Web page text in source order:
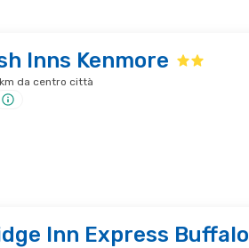
Inns Kenmore
km da centro città
Inn Express Buffalo